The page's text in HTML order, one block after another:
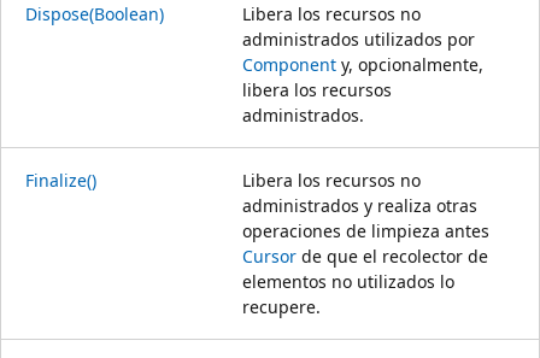
Dispose(Boolean)
Libera los recursos no
administrados utilizados por
Component y, opcionalmente,
libera los recursos
administrados.
Finalize()
Libera los recursos no
administrados y realiza otras
operaciones de limpieza antes
Cursor de que el recolector de
elementos no utilizados lo
recupere.